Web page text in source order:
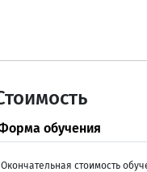
обучения
стоимость